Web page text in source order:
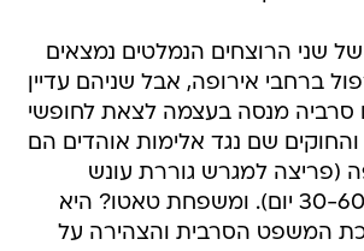
של שני הרוצחים הנמלטים נמצאים
ברחבי אירופה, אבל שניהם עדיין
סרביה מנסה בעצמה לצאת לחופשי
והחוקים שם נגד אלימות אוהדים הם
(פריצה למגרש גוררת עונש
מאסר מיידי של 30-60 יום). ומשפחת טאטו? היא
המשפט הסרבית והצהירה על